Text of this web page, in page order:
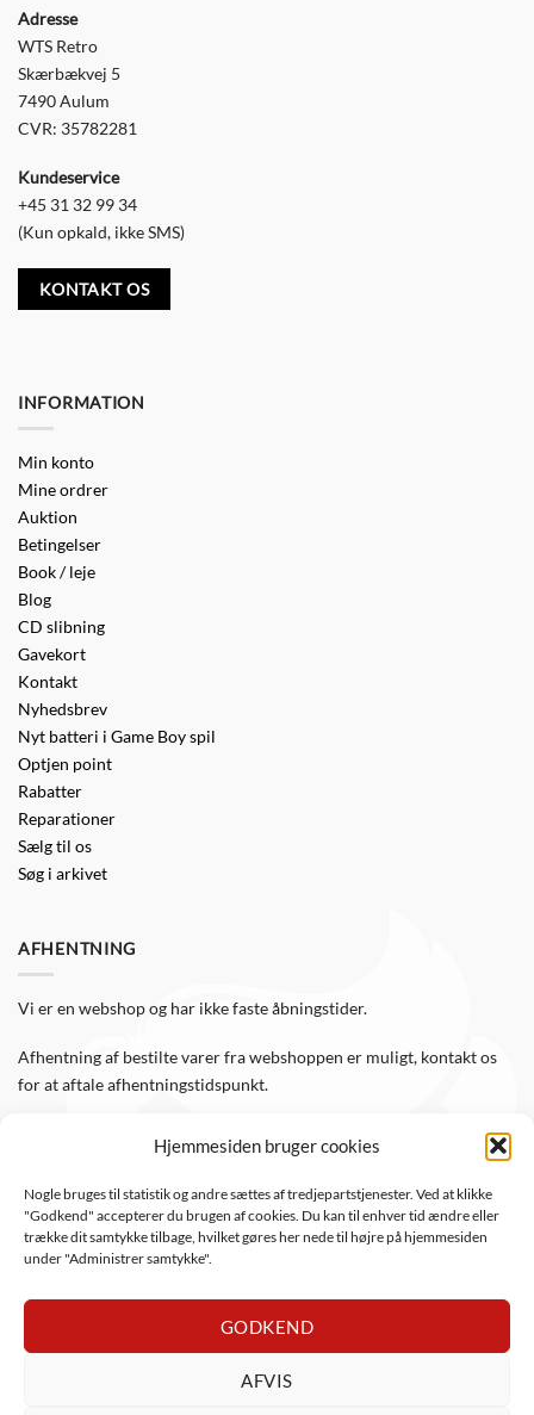
Hjemmesiden bruger cookies
Nogle bruges til statistik og andre sættes af tredjepartstjenester. Ved at klikke
"Godkend" accepterer du brugen af cookies. Du kan til enhver tid ændre eller
trække dit samtykke tilbage, hvilket gøres her nede til højre på hjemmesiden
under "Administrer samtykke".
GODKEND
AFVIS
Adresse
WTS Retro
Skærbækvej 5
7490 Aulum
CVR: 35782281
Kundeservice
+45 31 32 99 34
(Kun opkald, ikke SMS)
KONTAKT OS
INFORMATION
Min konto
Mine ordrer
Auktion
Betingelser
Book / leje
Blog
CD slibning
Gavekort
Kontakt
Nyhedsbrev
Nyt batteri i Game Boy spil
Optjen point
Rabatter
Reparationer
Sælg til os
Søg i arkivet
AFHENTNING
Vi er en webshop og har ikke faste åbningstider.
Afhentning af bestilte varer fra webshoppen er muligt, kontakt os
for at aftale afhentningstidspunkt.
Følg WTS Retro på de sociale medier, så er du altid opdateret.